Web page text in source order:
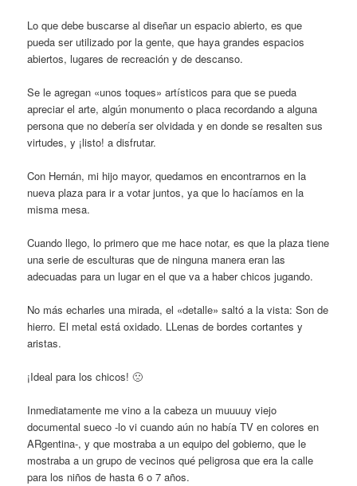
Lo que debe buscarse al diseñar un espacio abierto, es que
pueda ser utilizado por la gente, que haya grandes espacios
abiertos, lugares de recreación y de descanso.
Se le agregan «unos toques» artísticos para que se pueda
apreciar el arte, algún monumento o placa recordando a alguna
persona que no debería ser olvidada y en donde se resalten sus
virtudes, y ¡listo! a disfrutar.
Con Hernán, mi hijo mayor, quedamos en encontrarnos en la
nueva plaza para ir a votar juntos, ya que lo hacíamos en la
misma mesa.
Cuando llego, lo primero que me hace notar, es que la plaza tiene
una serie de esculturas que de ninguna manera eran las
adecuadas para un lugar en el que va a haber chicos jugando.
No más echarles una mirada, el «detalle» saltó a la vista: Son de
hierro. El metal está oxidado. LLenas de bordes cortantes y
aristas.
¡Ideal para los chicos! 🙁
Inmediatamente me vino a la cabeza un muuuuy viejo
documental sueco -lo vi cuando aún no había TV en colores en
ARgentina-, y que mostraba a un equipo del gobierno, que le
mostraba a un grupo de vecinos qué peligrosa que era la calle
para los niños de hasta 6 o 7 años.